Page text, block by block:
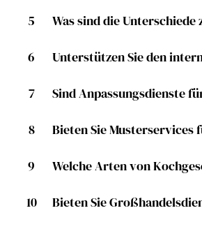
5 Was sind die
6 Unterstützen Sie den
7 Sind Anpassungsdienste
8 Bieten Sie Musterservices
9 Welche Arten von
10 Bieten Sie